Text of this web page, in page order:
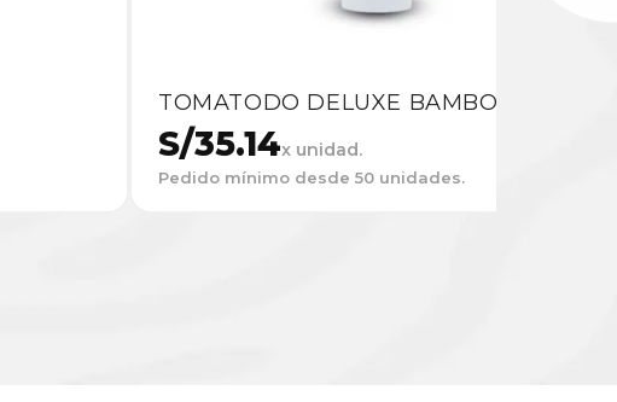
TOMATODO DELUXE BAMBOO
S/35.14x unidad.
Pedido mínimo desde 50 unidades.